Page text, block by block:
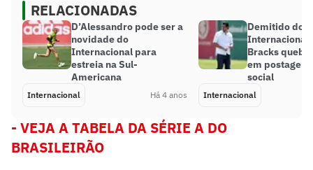
RELACIONADAS
D’Alessandro pode ser a
novidade do
Internacional para
estreia na Sul-
Americana
Internacional Há 4 anos
Demitido do
Internacional,
Bracks
em postagem
social
Internacional
- VEJA A TABELA DA SÉRIE A DO
BRASILEIRÃO